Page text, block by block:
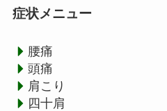
症状メニュー
腰痛
頭痛
肩こり
四十肩